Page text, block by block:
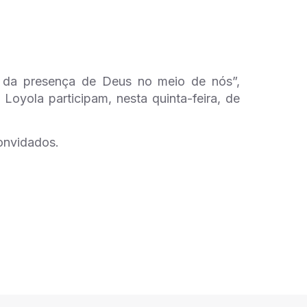
presença de Deus no meio de nós”,
participam, nesta quinta-feira, de